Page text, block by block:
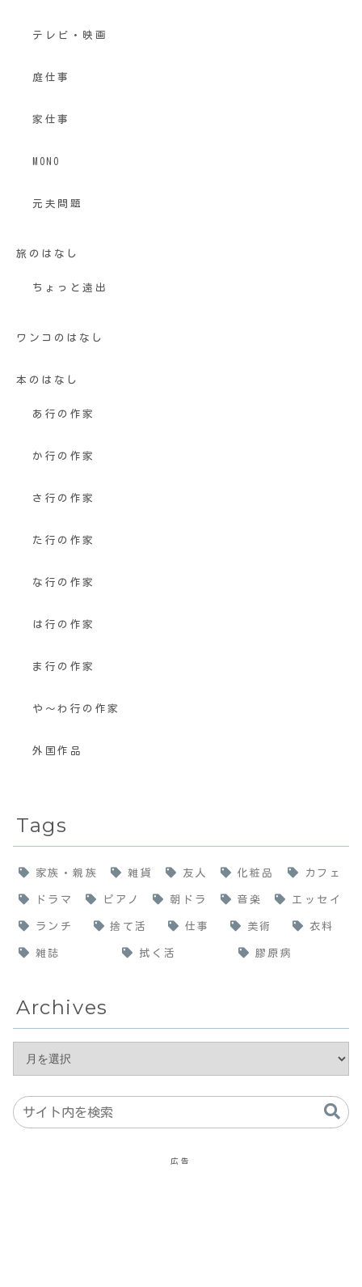
テレビ・映画
庭仕事
家仕事
MONO
元夫問題
旅のはなし
ちょっと遠出
ワンコのはなし
本のはなし
あ行の作家
か行の作家
さ行の作家
た行の作家
な行の作家
は行の作家
ま行の作家
や〜わ行の作家
外国作品
Tags
家族・親族 雑貨 友人 化粧品 カフェ
ドラマ ピアノ 朝ドラ 音楽 エッセイ
ランチ 捨て活 仕事 美術 衣料
雑誌 拭く活 膠原病
Archives
広告